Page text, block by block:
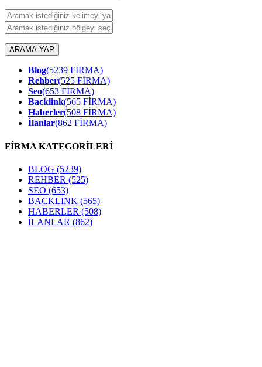
ARAMA YAP
Blog(5239 FİRMA)
Rehber(525 FİRMA)
Seo(653 FİRMA)
Backlink(565 FİRMA)
Haberler(508 FİRMA)
İlanlar(862 FİRMA)
FİRMA KATEGORİLERİ
BLOG (5239)
REHBER (525)
SEO (653)
BACKLINK (565)
HABERLER (508)
İLANLAR (862)